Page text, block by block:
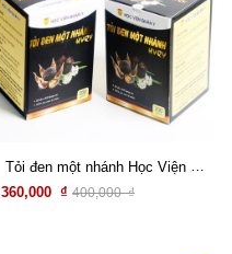
360,000 ₫ 400,000 ₫